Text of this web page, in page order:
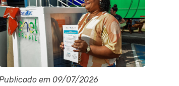
em 09/07/2026